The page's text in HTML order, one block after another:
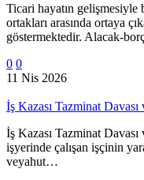
Ticari hayatın gelişmesiyle
ortakları arasında ortaya
göstermektedir. Alacak-
0 0
11 Nis 2026
İş Kazası Tazminat Davası
İş Kazası Tazminat Davası
işyerinde çalışan işçinin
veyahut…